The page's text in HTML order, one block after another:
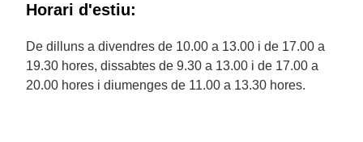
Horari d'estiu:
De dilluns a divendres de 10.00 a 13.00 i de 17.00 a
19.30 hores, dissabtes de 9.30 a 13.00 i de 17.00 a
20.00 hores i diumenges de 11.00 a 13.30 hores.